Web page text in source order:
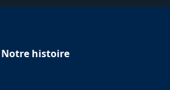
Notre histoire